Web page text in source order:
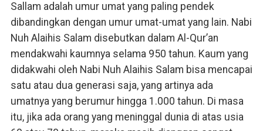
Sallam adalah umur umat yang paling pendek
dibandingkan dengan umur umat-umat yang lain. Nabi
Nuh Alaihis Salam disebutkan dalam Al-Qur’an
mendakwahi kaumnya selama 950 tahun. Kaum yang
didakwahi oleh Nabi Nuh Alaihis Salam bisa mencapai
satu atau dua generasi saja, yang artinya ada
umatnya yang berumur hingga 1.000 tahun. Di masa
itu, jika ada orang yang meninggal dunia di atas usia